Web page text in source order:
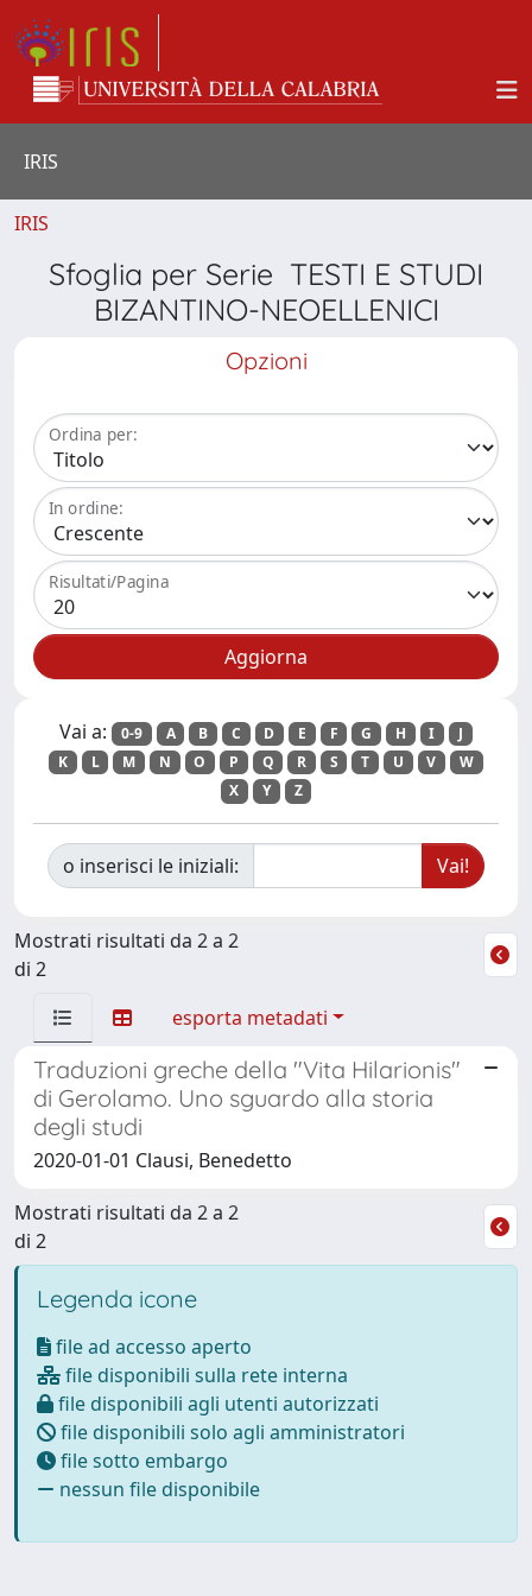
IRIS
IRIS
Sfoglia per Serie TESTI E STUDI
BIZANTINO-NEOELLENICI
Opzioni
Ordina per:
In ordine:
Risultati/Pagina
Vai a: 0-9 A B C D E F G H I
J
K
L M N O P Q R S T U V
W
X
Y Z
o inserisci le iniziali:
Mostrati risultati da 2 a 2
di 2
esporta metadati
Traduzioni greche della "Vita Hilarionis"
di Gerolamo. Uno sguardo alla storia
degli studi
2020-01-01 Clausi, Benedetto
Mostrati risultati da 2 a 2
di 2
Legenda icone
file ad accesso aperto
file disponibili sulla rete interna
file disponibili agli utenti autorizzati
file disponibili solo agli amministratori
file sotto embargo
nessun file disponibile